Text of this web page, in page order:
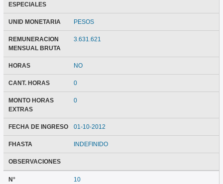
ESPECIALES
UNID MONETARIA PESOS
REMUNERACION
MENSUAL BRUTA
3.631.621
HORAS NO
CANT. HORAS 0
MONTO HORAS
EXTRAS
0
FECHA DE INGRESO 01-10-2012
FHASTA INDEFINIDO
OBSERVACIONES
N° 10